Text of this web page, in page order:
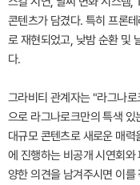
콘텐츠가 담겼다. 특히 프론
로 재현되었고, 낮밤 순환 및
다.
그라비티 관계자는 "라그나
으로 라그나로크만의 특색
대규모 콘텐츠로 새로운 매
에 진행하는 비공개 시연회
양한 의견을 남겨주시면 이